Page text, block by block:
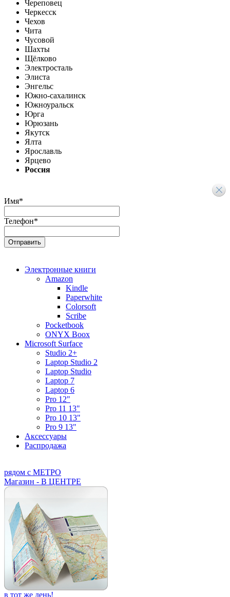
Череповец
Черкесск
Чехов
Чита
Чусовой
Шахты
Щёлково
Электросталь
Элиста
Энгельс
Южно-сахалинск
Южноуральск
Юрга
Юрюзань
Якутск
Ялта
Ярославль
Ярцево
Россия
Имя*
Телефон*
Электронные книги
Amazon
Kindle
Paperwhite
Colorsoft
Scribe
Pocketbook
ONYX Boox
Microsoft Surface
Studio 2+
Laptop Studio 2
Laptop Studio
Laptop 7
Laptop 6
Pro 12"
Pro 11 13"
Pro 10 13"
Pro 9 13"
Аксессуары
Распродажа
рядом с МЕТРО
Магазин - В ЦЕНТРЕ
в тот же день!